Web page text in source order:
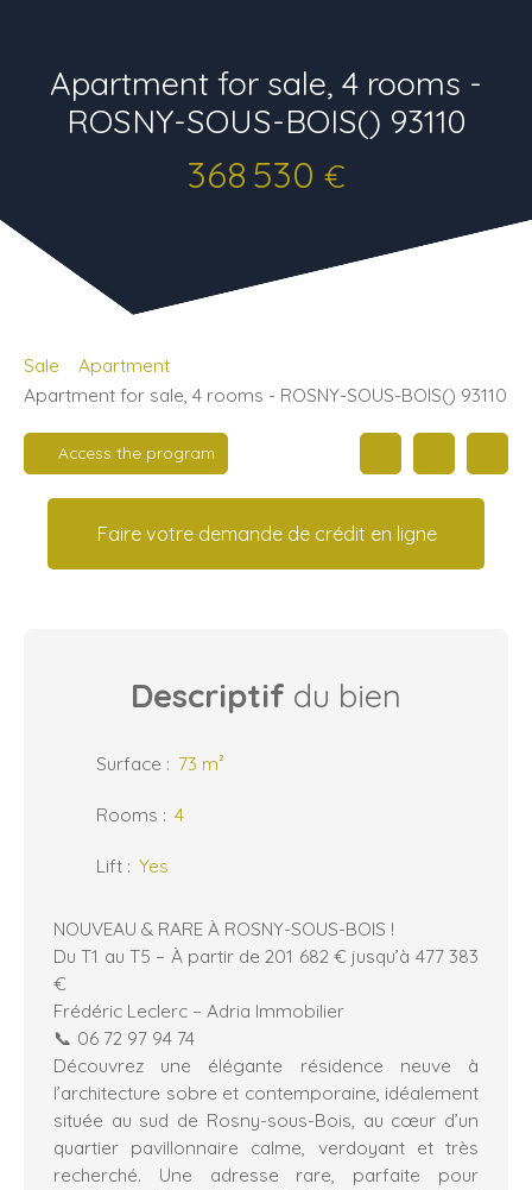
Apartment for sale, 4 rooms -
ROSNY-SOUS-BOIS() 93110
368 530 €
Sale
Apartment
Apartment for sale, 4 rooms - ROSNY-SOUS-BOIS() 93110
Access the program
Faire votre demande de crédit en ligne
Descriptif du bien
Surface : 73 m²
Rooms : 4
Lift : Yes
NOUVEAU & RARE À ROSNY-SOUS-BOIS !
Du T1 au T5 – À partir de 201 682 € jusqu’à 477 383
€
Frédéric Leclerc – Adria Immobilier
📞 06 72 97 94 74
Découvrez une élégante résidence neuve à
l’architecture sobre et contemporaine, idéalement
située au sud de Rosny-sous-Bois, au cœur d’un
quartier pavillonnaire calme, verdoyant et très
recherché. Une adresse rare, parfaite pour